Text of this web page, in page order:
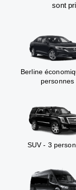
sont
Berline
personnes
SUV - 3